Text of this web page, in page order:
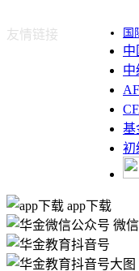
友情链接 国
中
中
基
初
app下载
微